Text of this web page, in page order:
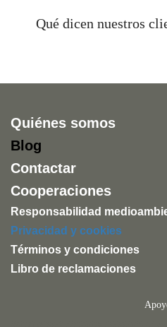
Qué dicen nuestros
Quiénes somos
Blog
Contactar
Cooperaciones
Responsabilidad
Privacidad y cookies
Términos y condiciones
Libro de reclamaciones